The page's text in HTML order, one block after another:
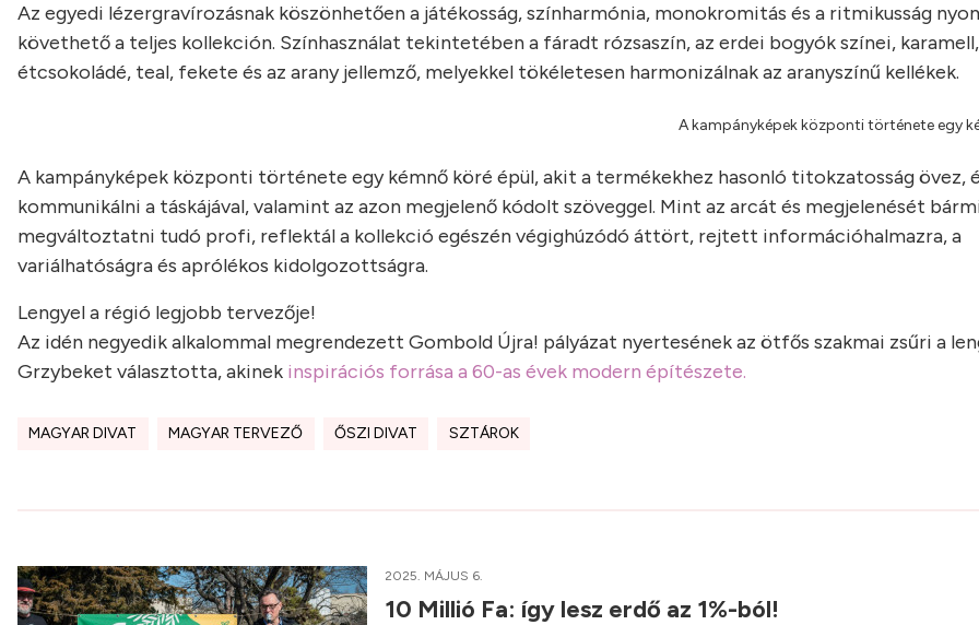
Az egyedi lézergravírozásnak köszönhetően a játékosság, színharmónia, monokromitás és a ritmikusság
követhető a teljes kollekción. Színhasználat tekintetében a fáradt rózsaszín, az erdei bogyók színei, karamell,
étcsokoládé, teal, fekete és az arany jellemző, melyekkel tökéletesen harmonizálnak az aranyszínű kellékek.
A kampányképek központi története egy
A kampányképek központi története egy kémnő köré épül, akit a termékekhez hasonló titokzatosság övez,
kommunikálni a táskájával, valamint az azon megjelenő kódolt szöveggel. Mint az arcát és megjelenését
megváltoztatni tudó profi, reflektál a kollekció egészén végighúzódó áttört, rejtett információhalmazra, a
variálhatóságra és aprólékos kidolgozottságra.
Lengyel a régió legjobb tervezője!
Az idén negyedik alkalommal megrendezett Gombold Újra! pályázat nyertesének az ötfős szakmai zsűri a
Grzybeket választotta, akinek inspirációs forrása a 60-as évek modern építészete.
MAGYAR DIVAT MAGYAR TERVEZŐ ŐSZI DIVAT SZTÁROK
2025. MÁJUS 6.
10 Millió Fa: így lesz erdő az 1%-ból!